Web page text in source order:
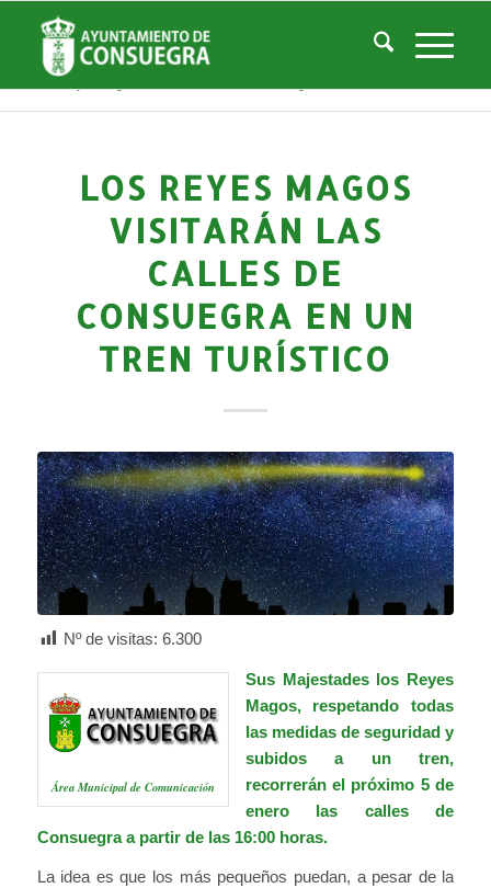
Noticias
Usted está aquí: Inicio / Noticias Cultura /
Actividades culturales y educativas
LOS REYES MAGOS
VISITARÁN LAS
CALLES DE
CONSUEGRA EN UN
TREN TURÍSTICO
Nº de visitas: 6.300
Área Municipal de Comunicación
Sus Majestades los Reyes
Magos, respetando todas
las medidas de seguridad y
subidos a un tren,
recorrerán el próximo 5 de
enero las calles de
Consuegra a partir de las 16:00 horas.
La idea es que los más pequeños puedan, a pesar de la